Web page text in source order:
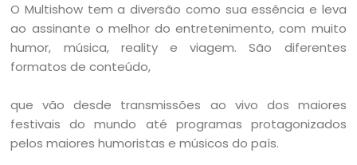
O Multishow tem a diversão como sua essência e leva
ao assinante o melhor do entretenimento, com muito
humor, música, reality e viagem. São diferentes
formatos de conteúdo,
que vão desde transmissões ao vivo dos maiores
festivais do mundo até programas protagonizados
pelos maiores humoristas e músicos do país.